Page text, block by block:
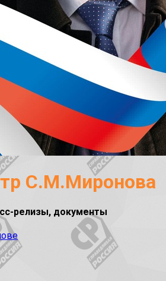
С.М.Миронова
релизы, документы